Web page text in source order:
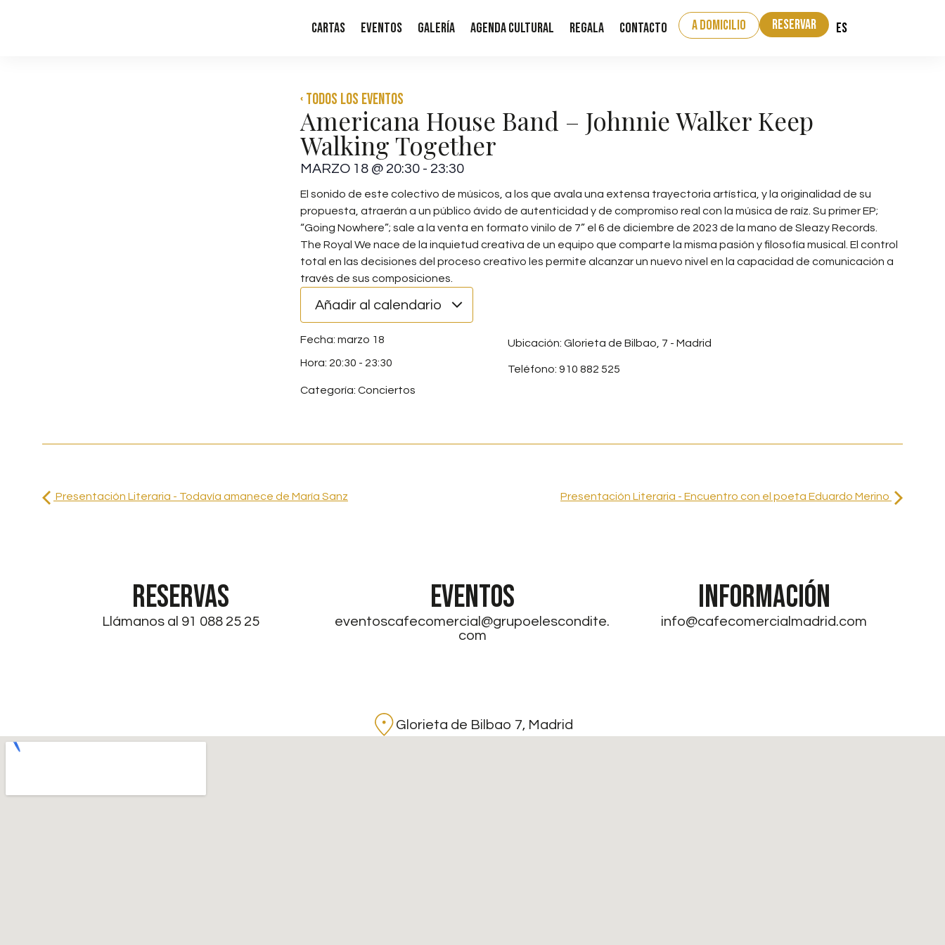
Cartas Eventos Galería Agenda Cultural Regala Contacto a domicilio Reservar ES
‹ Todos los eventos
Americana House Band – Johnnie Walker Keep
Walking Together
MARZO 18 @ 20:30 - 23:30
El sonido de este colectivo de músicos, a los que avala una extensa trayectoria artística, y la originalidad de su
propuesta, atraerán a un público ávido de autenticidad y de compromiso real con la música de raíz. Su primer EP;
“Going Nowhere”; sale a la venta en formato vinilo de 7” el 6 de diciembre de 2023 de la mano de Sleazy Records.
The Royal We nace de la inquietud creativa de un equipo que comparte la misma pasión y filosofía musical. El control
total en las decisiones del proceso creativo les permite alcanzar un nuevo nivel en la capacidad de comunicación a
través de sus composiciones.
Añadir al calendario
marzo 18
20:30 - 23:30
Categoría:Conciertos
Ubicación: Glorieta de Bilbao, 7 - Madrid
Teléfono: 910 882 525
Presentación Literaria - Todavía amanece de María Sanz Presentación Literaria - Encuentro con el poeta Eduardo Merino
RESERVAS
Llámanos al 91 088 25 25
EVENTOS
eventoscafecomercial@grupoelescondite.
com
INFORMACIÓN
info@cafecomercialmadrid.com
Glorieta de Bilbao 7, Madrid